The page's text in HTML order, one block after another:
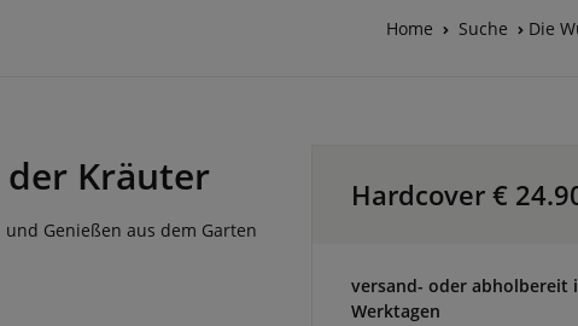
Home Suche Die
Kräuter
Genießen aus dem Garten
Hardcover €
versand- oder abholbereit
Werktagen